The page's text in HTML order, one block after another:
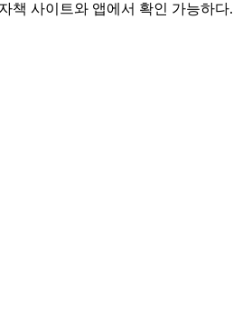
책 사이트와 앱에서 확인 가능하다.